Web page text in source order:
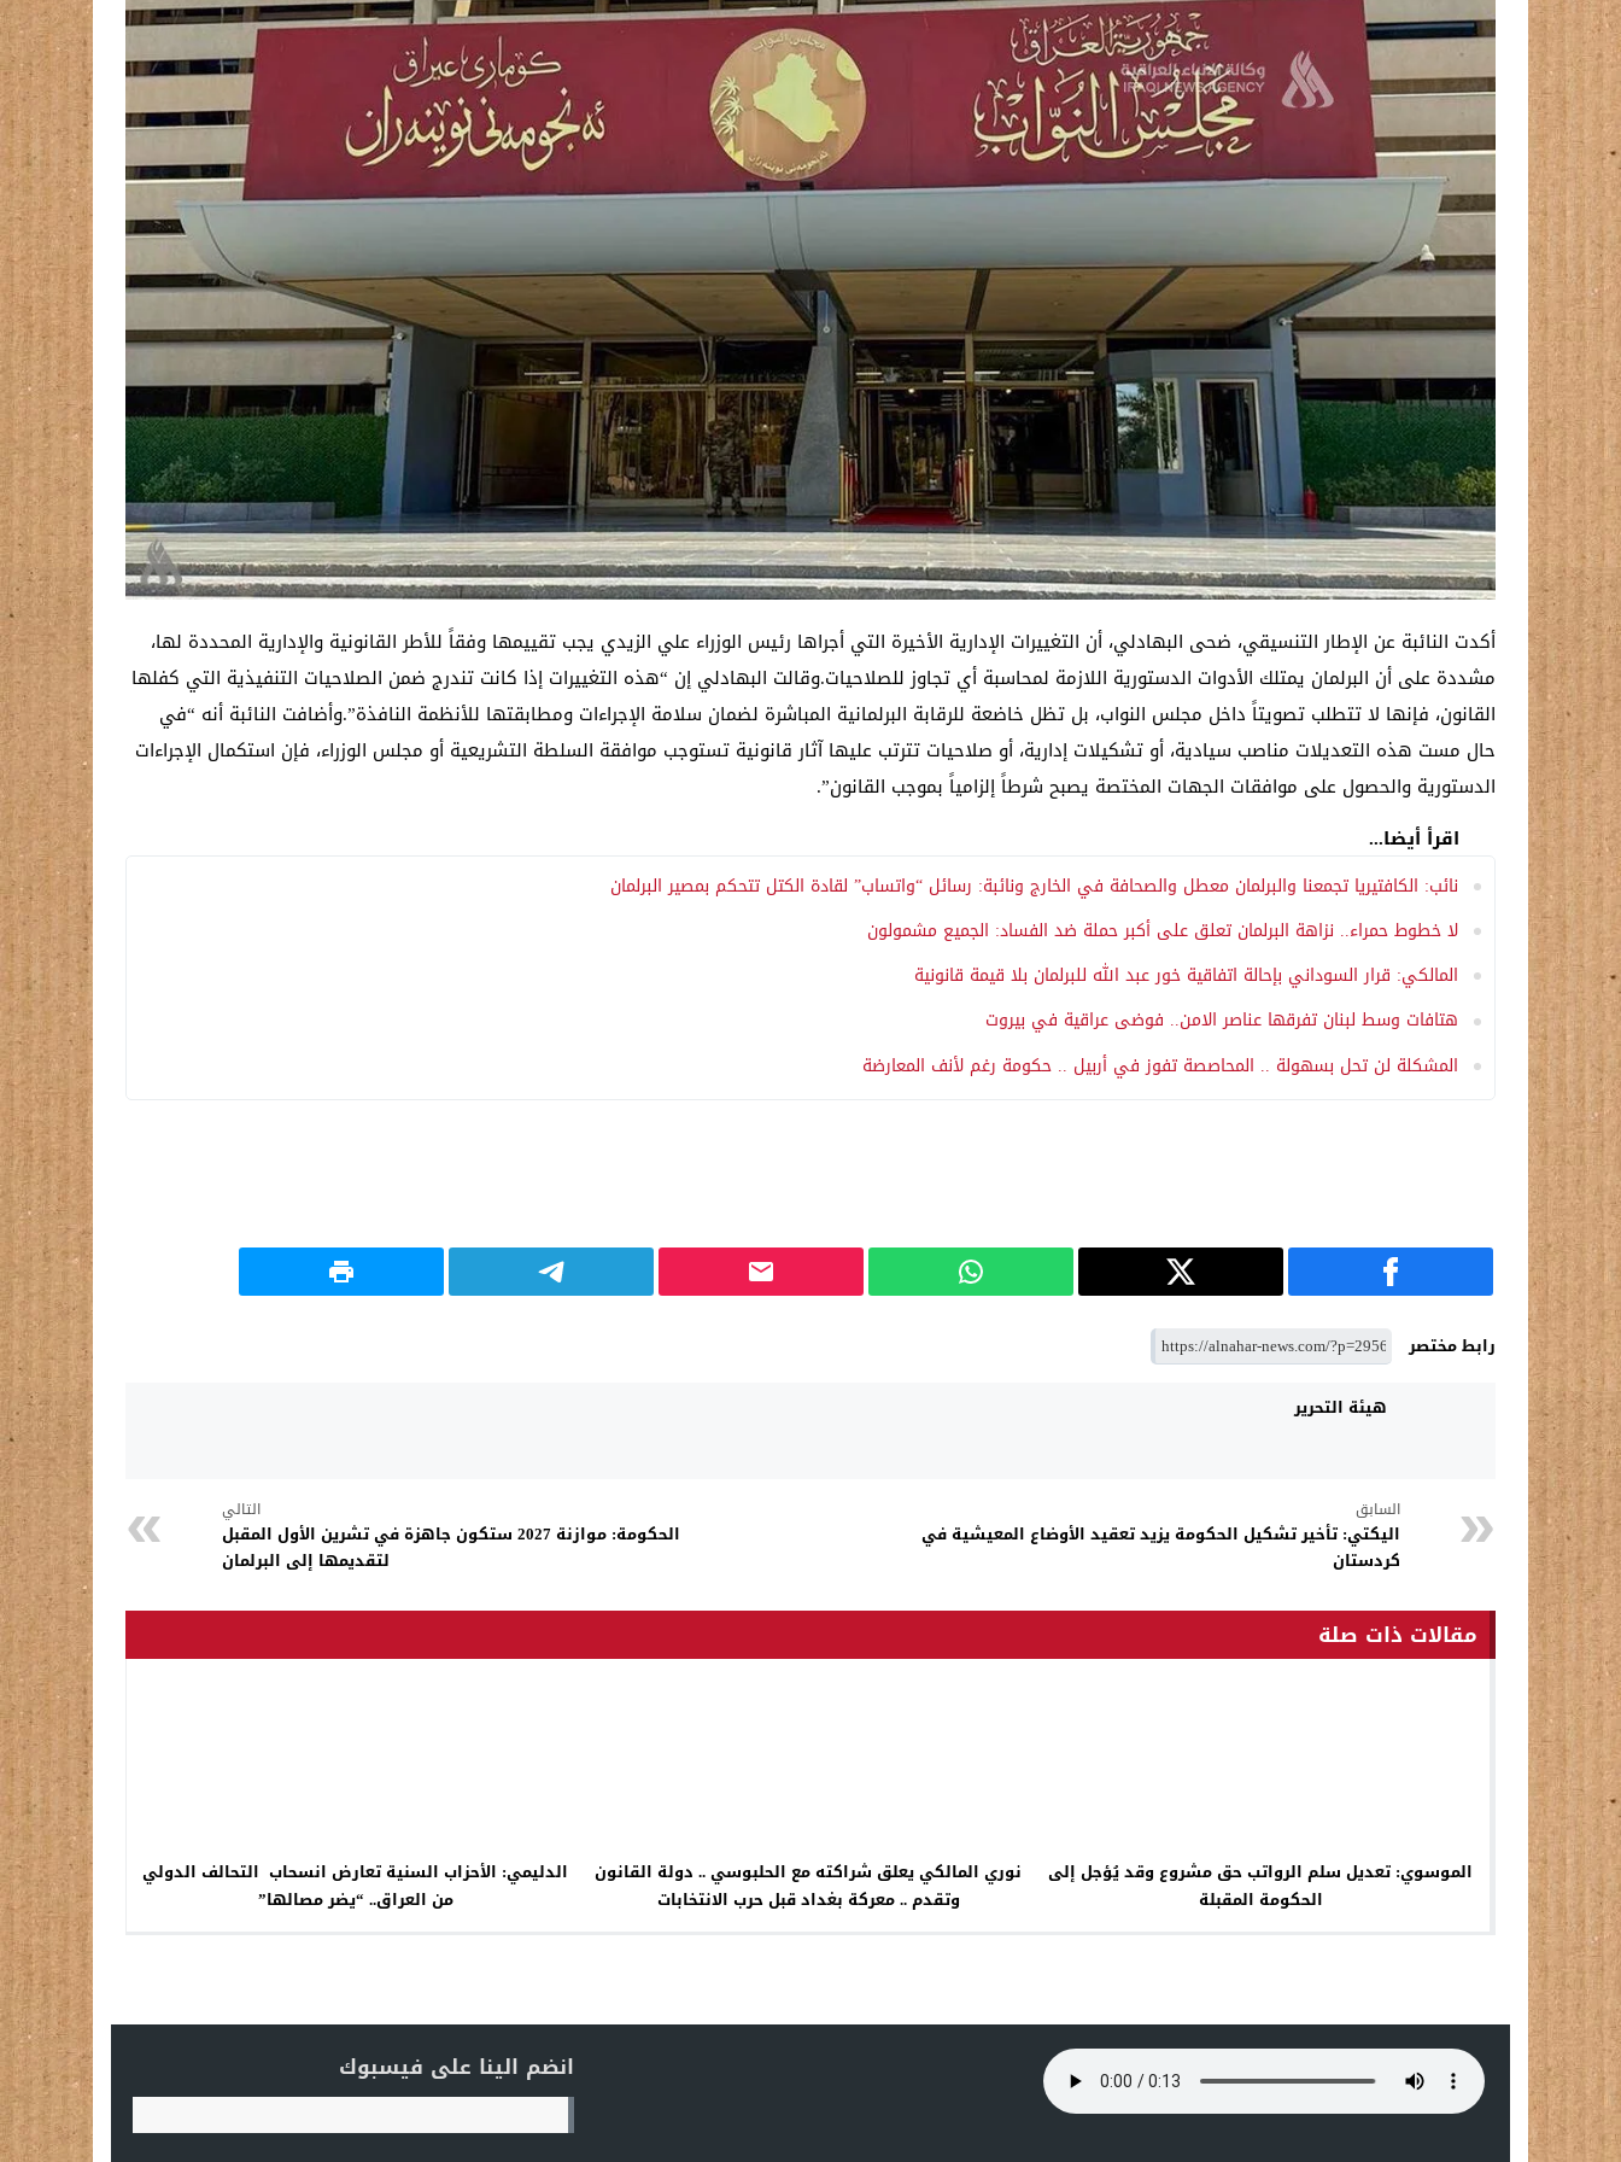
أكدت النائبة عن الإطار التنسيقي، ضحى البهادلي، أن التغييرات الإدارية الأخيرة التي أجراها رئيس الوزراء علي الزيدي يجب تقييمها وفقاً للأطر القانونية والإدارية المحددة لها،
مشددة على أن البرلمان يمتلك الأدوات الدستورية اللازمة لمحاسبة أي تجاوز للصلاحيات.وقالت البهادلي إن “هذه التغييرات إذا كانت تندرج ضمن الصلاحيات التنفيذية التي كفلها
القانون، فإنها لا تتطلب تصويتاً داخل مجلس النواب، بل تظل خاضعة للرقابة البرلمانية المباشرة لضمان سلامة الإجراءات ومطابقتها للأنظمة النافذة”.وأضافت النائبة أنه “في
حال مست هذه التعديلات مناصب سيادية، أو تشكيلات إدارية، أو صلاحيات تترتب عليها آثار قانونية تستوجب موافقة السلطة التشريعية أو مجلس الوزراء، فإن استكمال الإجراءات
الدستورية والحصول على موافقات الجهات المختصة يصبح شرطاً إلزامياً بموجب القانون”.
اقرأ أيضا...
نائب: الكافتيريا تجمعنا والبرلمان معطل والصحافة في الخارج ونائبة: رسائل “واتساب” لقادة الكتل تتحكم بمصير البرلمان
لا خطوط حمراء.. نزاهة البرلمان تعلق على أكبر حملة ضد الفساد: الجميع مشمولون
المالكي: قرار السوداني بإحالة اتفاقية خور عبد الله للبرلمان بلا قيمة قانونية
هتافات وسط لبنان تفرقها عناصر الامن.. فوضى عراقية في بيروت
المشكلة لن تحل بسهولة .. المحاصصة تفوز في أربيل .. حكومة رغم لأنف المعارضة
رابط مختصر
هيئة التحرير
السابق
اليكتي: تأخير تشكيل الحكومة يزيد تعقيد الأوضاع المعيشية في
كردستان
التالي
الحكومة: موازنة 2027 ستكون جاهزة في تشرين الأول المقبل
لتقديمها إلى البرلمان
مقالات ذات صلة
الموسوي: تعديل سلم الرواتب حق مشروع وقد يُؤجل إلى
الحكومة المقبلة
نوري المالكي يعلق شراكته مع الحلبوسي .. دولة القانون
وتقدم .. معركة بغداد قبل حرب الانتخابات
الدليمي: الأحزاب السنية تعارض انسحاب التحالف الدولي
من العراق.. “يضر مصالها”
انضم الينا على فيسبوك